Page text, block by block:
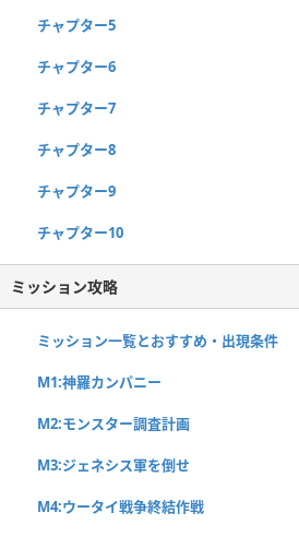
チャプター5
チャプター6
チャプター7
チャプター8
チャプター9
チャプター10
ミッション攻略
ミッション一覧とおすすめ・出現条件
M1:神羅カンパニー
M2:モンスター調査計画
M3:ジェネシス軍を倒せ
M4:ウータイ戦争終結作戦